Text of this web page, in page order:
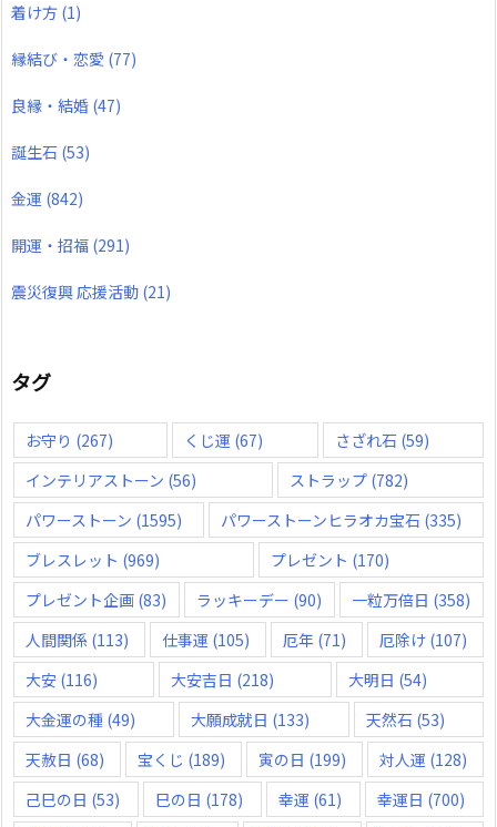
着け方 (1)
縁結び・恋愛 (77)
良縁・結婚 (47)
誕生石 (53)
金運 (842)
開運・招福 (291)
震災復興 応援活動 (21)
タグ
お守り (267) くじ運 (67) さざれ石 (59)
インテリアストーン (56) ストラップ(782)
パワーストーン (1595) パワーストーンヒラオカ宝石 (335)
ブレスレット (969) プレゼント (170)
プレゼント企画 (83) ラッキーデー (90) 一粒万倍日 (358)
人間関係 (113) 仕事運 (105) 厄年 (71) 厄除け (107)
大安 (116) 大安吉日 (218) 大明日 (54)
大金運の種 (49) 大願成就日 (133) 天然石 (53)
天赦日 (68) 宝くじ (189) 寅の日 (199) 対人運 (128)
己巳の日 (53) 巳の日 (178) 幸運 (61) 幸運日 (700)